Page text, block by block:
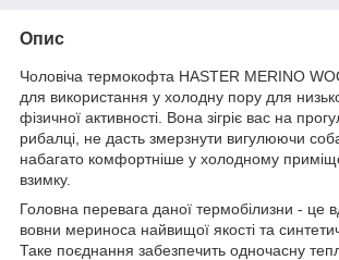
Опис
Чоловіча термокофта HASTER MERINO
для використання у холодну пору для
фізичної активності. Вона зігріє вас на
рибалці, не дасть змерзнути вигулюючи
набагато комфортніше у холодному
взимку.
Головна перевага даної термобілизни - це
вовни мериноса найвищої якості та
Таке поєднання забезпечить одночасну